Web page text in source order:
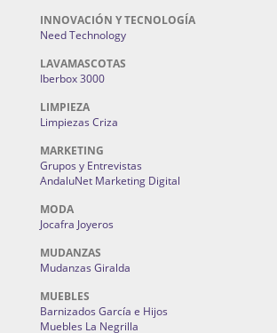
INNOVACIÓN Y TECNOLOGÍA
Need Technology
LAVAMASCOTAS
Iberbox 3000
LIMPIEZA
Limpiezas Criza
MARKETING
Grupos y Entrevistas
AndaluNet Marketing Digital
MODA
Jocafra Joyeros
MUDANZAS
Mudanzas Giralda
MUEBLES
Barnizados García e Hijos
Muebles La Negrilla